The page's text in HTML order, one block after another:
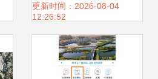
建设方案
更新时间：2026-08-04
12:26:52